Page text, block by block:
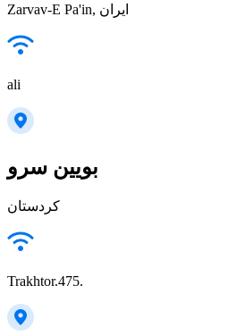
Zarvav-E Pa'in, ایران
ali
بویین سرو
کردستان
Trakhtor.475.